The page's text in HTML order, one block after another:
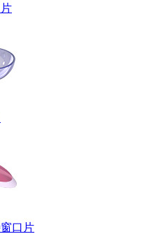
口片